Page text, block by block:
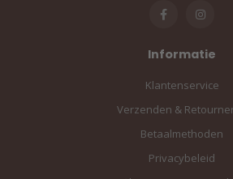
Informatie
Klantenservice
Verzenden &
Betaalmethoden
Privacybeleid